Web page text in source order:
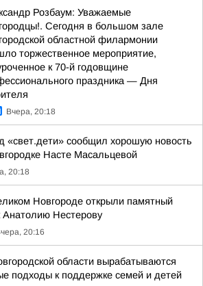
Розбаум: Уважаемые
Сегодня в большом зале
областной филармонии
торжественное мероприятие,
к 70-й годовщине
праздника — Дня
Вчера, 20:18
«свет.дети» сообщил хорошую новость
Насте Масальцевой
20:18
Новгороде открыли памятный
Анатолию Нестерову
20:16
области вырабатываются
подходы к поддержке семей и детей